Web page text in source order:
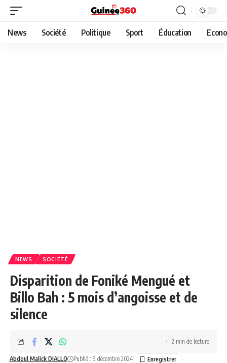
News Société Politique Sport Éducation
NEWS SOCIÉTÉ
Disparition de Foniké Mengué et
Billo Bah : 5 mois d’angoisse et de
silence
Abdoul Malick DIALLO Publié : 9 décembre 2024
2 min de lecture